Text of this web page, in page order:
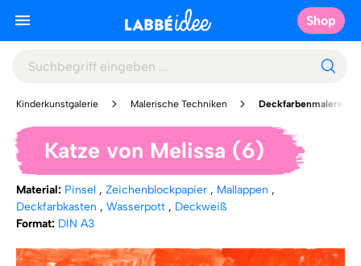
Shop
Kinderkunstgalerie Malerische Techniken Deckfarbenmalerei
Katze von Melissa (6)
Material: Pinsel , Zeichenblockpapier , Mallappen ,
Deckfarbkasten , Wasserpott , Deckweiß
Format: DIN A3